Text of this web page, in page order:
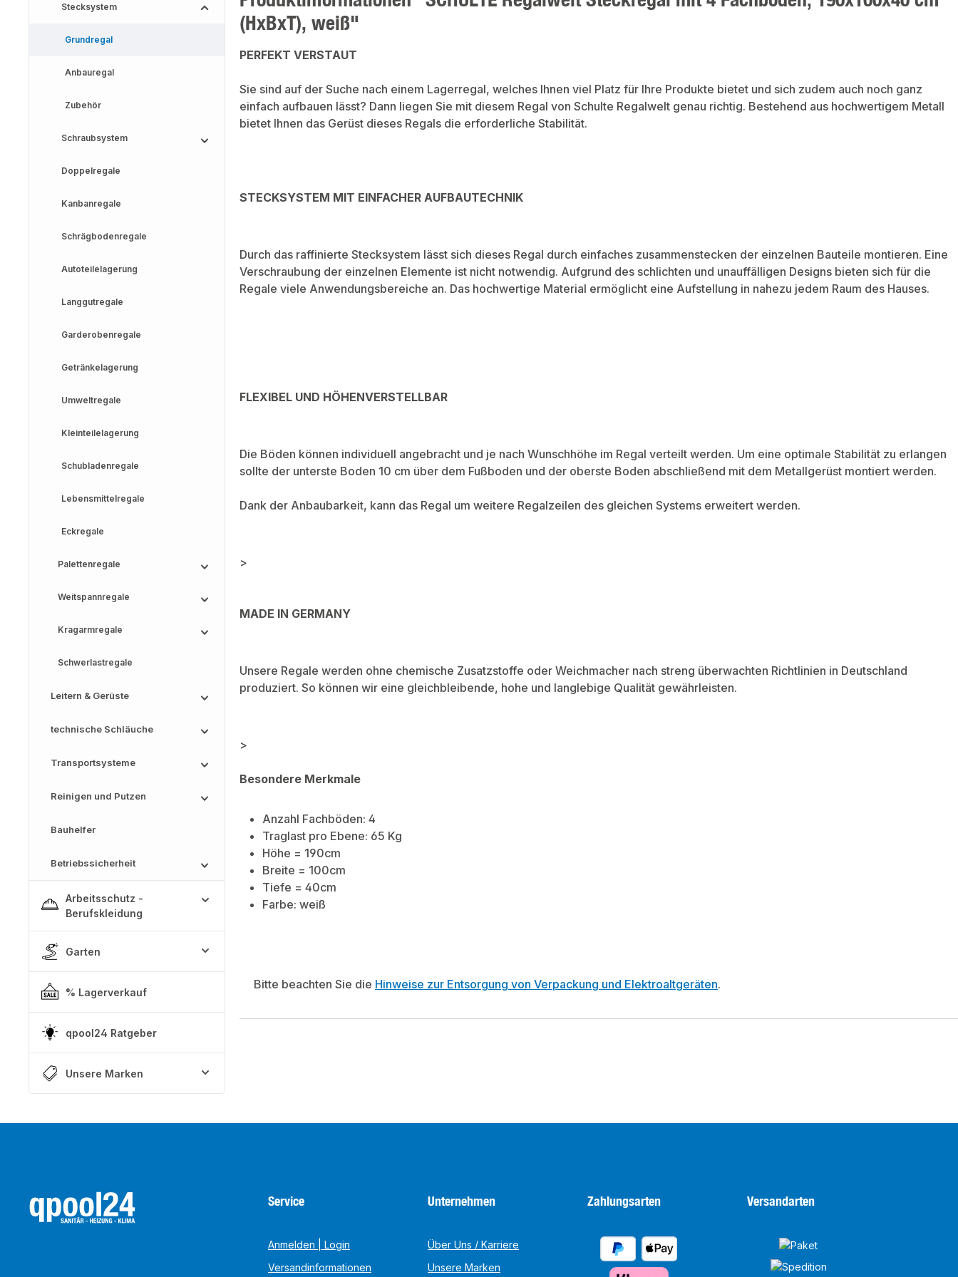
Stecksystem
Grundregal
Anbauregal
Zubehör
Schraubsystem
Doppelregale
Kanbanregale
Schrägbodenregale
Autoteilelagerung
Langgutregale
Garderobenregale
Getränkelagerung
Umweltregale
Kleinteilelagerung
Schubladenregale
Lebensmittelregale
Eckregale
Palettenregale
Weitspannregale
Kragarmregale
Schwerlastregale
Leitern & Gerüste
technische Schläuche
Transportsysteme
Reinigen und Putzen
Bauhelfer
Betriebssicherheit
Arbeitsschutz -
Berufskleidung
Garten
% Lagerverkauf
qpool24 Ratgeber
Unsere Marken
(HxBxT), weiß"
PERFEKT VERSTAUT
Sie sind auf der Suche nach einem Lagerregal, welches Ihnen viel Platz für Ihre Produkte bietet und sich zudem auch noch ganz
einfach aufbauen lässt? Dann liegen Sie mit diesem Regal von Schulte Regalwelt genau richtig. Bestehend aus hochwertigem Metall
bietet Ihnen das Gerüst dieses Regals die erforderliche Stabilität.
STECKSYSTEM MIT EINFACHER AUFBAUTECHNIK
Durch das raffinierte Stecksystem lässt sich dieses Regal durch einfaches zusammenstecken der einzelnen Bauteile montieren. Eine
Verschraubung der einzelnen Elemente ist nicht notwendig. Aufgrund des schlichten und unauffälligen Designs bieten sich für die
Regale viele Anwendungsbereiche an. Das hochwertige Material ermöglicht eine Aufstellung in nahezu jedem Raum des Hauses.
FLEXIBEL UND HÖHENVERSTELLBAR
Die Böden können individuell angebracht und je nach Wunschhöhe im Regal verteilt werden. Um eine optimale Stabilität zu erlangen
sollte der unterste Boden 10 cm über dem Fußboden und der oberste Boden abschließend mit dem Metallgerüst montiert werden.
Dank der Anbaubarkeit, kann das Regal um weitere Regalzeilen des gleichen Systems erweitert werden.
>
MADE IN GERMANY
Unsere Regale werden ohne chemische Zusatzstoffe oder Weichmacher nach streng überwachten Richtlinien in Deutschland
produziert. So können wir eine gleichbleibende, hohe und langlebige Qualität gewährleisten.
>
Besondere Merkmale
Anzahl Fachböden: 4
Traglast pro Ebene: 65 Kg
Höhe = 190cm
Breite = 100cm
Tiefe = 40cm
Farbe: weiß
Bitte beachten Sie die Hinweise zur Entsorgung von Verpackung und Elektroaltgeräten.
Service
Anmelden | Login
Versandinformationen
Unternehmen
Über Uns / Karriere
Unsere Marken
Zahlungsarten Versandarten